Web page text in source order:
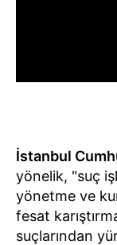
İstanbul
yönelik, "suç
yönetme ve
fesat
suçlarından